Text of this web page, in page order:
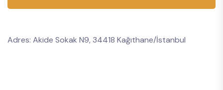
Adres: Akide Sokak N9, 34418 Kağıthane/İstanbul